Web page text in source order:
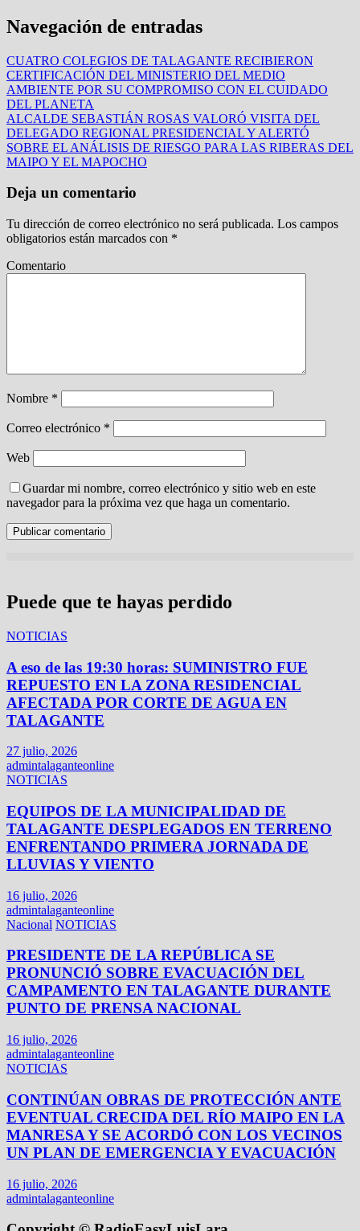
Navegación de entradas
CUATRO COLEGIOS DE TALAGANTE RECIBIERON
CERTIFICACIÓN DEL MINISTERIO DEL MEDIO
AMBIENTE POR SU COMPROMISO CON EL CUIDADO
DEL PLANETA
ALCALDE SEBASTIÁN ROSAS VALORÓ VISITA DEL
DELEGADO REGIONAL PRESIDENCIAL Y ALERTÓ
SOBRE EL ANÁLISIS DE RIESGO PARA LAS RIBERAS DEL
MAIPO Y EL MAPOCHO
Deja un comentario
Tu dirección de correo electrónico no será publicada. Los campos
obligatorios están marcados con *
Comentario
Nombre *
Correo electrónico *
Web
Guardar mi nombre, correo electrónico y sitio web en este
navegador para la próxima vez que haga un comentario.
Puede que te hayas perdido
NOTICIAS
A eso de las 19:30 horas: SUMINISTRO FUE
REPUESTO EN LA ZONA RESIDENCIAL
AFECTADA POR CORTE DE AGUA EN
TALAGANTE
27 julio, 2026
admintalaganteonline
NOTICIAS
EQUIPOS DE LA MUNICIPALIDAD DE
TALAGANTE DESPLEGADOS EN TERRENO
ENFRENTANDO PRIMERA JORNADA DE
LLUVIAS Y VIENTO
16 julio, 2026
admintalaganteonline
Nacional NOTICIAS
PRESIDENTE DE LA REPÚBLICA SE
PRONUNCIÓ SOBRE EVACUACIÓN DEL
CAMPAMENTO EN TALAGANTE DURANTE
PUNTO DE PRENSA NACIONAL
16 julio, 2026
admintalaganteonline
NOTICIAS
CONTINÚAN OBRAS DE PROTECCIÓN ANTE
EVENTUAL CRECIDA DEL RÍO MAIPO EN LA
MANRESA Y SE ACORDÓ CON LOS VECINOS
UN PLAN DE EMERGENCIA Y EVACUACIÓN
16 julio, 2026
admintalaganteonline